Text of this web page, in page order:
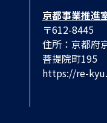
京都事業推進
〒612-8445
住所：京都府
菩提院町195
https://re-